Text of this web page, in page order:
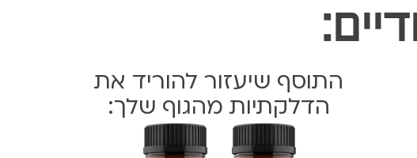
התוסף שיעזור להוריד את
הדלקתיות מהגוף שלך: